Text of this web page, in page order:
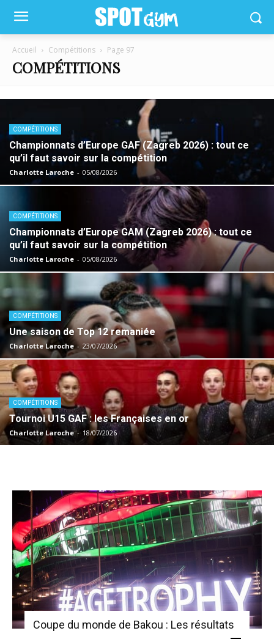
Accueil Compétitions Page 97
COMPÉTITIONS
COMPÉTITIONS
Championnats d’Europe GAF (Zagreb 2026) : tout ce
qu’il faut savoir sur la compétition
Charlotte Laroche - 05/08/2026
COMPÉTITIONS
Championnats d’Europe GAM (Zagreb 2026) : tout ce
qu’il faut savoir sur la compétition
Charlotte Laroche - 05/08/2026
COMPÉTITIONS
Une saison de Top 12 remaniée
Charlotte Laroche - 23/07/2026
COMPÉTITIONS
Tournoi U15 GAF : les Françaises en or
Charlotte Laroche - 18/07/2026
Coupe du monde de Bakou : Les résultats